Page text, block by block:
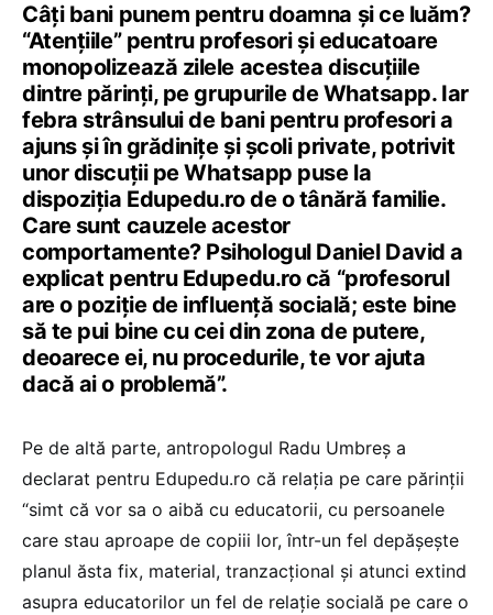
Câți bani punem pentru doamna și ce luăm?
“Atențiile” pentru profesori și educatoare
monopolizează zilele acestea discuțiile
dintre părinți, pe grupurile de Whatsapp. Iar
febra strânsului de bani pentru profesori a
ajuns și în grădinițe și școli private, potrivit
unor discuții pe Whatsapp puse la
dispoziția Edupedu.ro de o tânără familie.
Care sunt cauzele acestor
comportamente? Psihologul Daniel David a
explicat pentru Edupedu.ro că “profesorul
are o poziție de influență socială; este bine
să te pui bine cu cei din zona de putere,
deoarece ei, nu procedurile, te vor ajuta
dacă ai o problemă”.
Pe de altă parte, antropologul Radu Umbreș a
declarat pentru Edupedu.ro că relația pe care părinții
“simt că vor sa o aibă cu educatorii, cu persoanele
care stau aproape de copiii lor, într-un fel depășește
planul ăsta fix, material, tranzacțional și atunci extind
asupra educatorilor un fel de relație socială pe care o